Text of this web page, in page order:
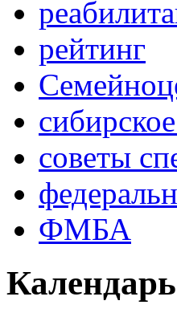
рейтинг
советы
ФМБА